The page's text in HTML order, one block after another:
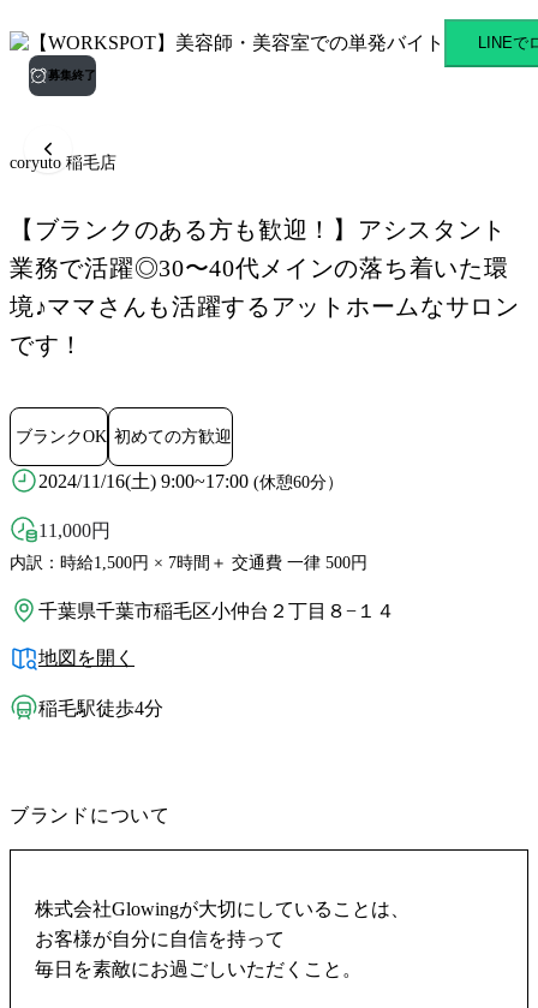
coryuto 稲毛店 稲毛駅のスキLINEで
募集終了
coryuto 稲毛店
【ブランクのある方も歓迎！】アシスタント
業務で活躍◎30〜40代メインの落ち着いた環
境♪ママさんも活躍するアットホームなサロン
です！
ブランクOK 初めての方歓迎
2024/11/16(土) 9:00~17:00 (休憩60分）
11,000円
内訳：時給1,500円 × 7時間＋ 交通費 一律 500円
千葉県千葉市稲毛区小仲台２丁目８−１４
地図を開く
稲毛駅徒歩4分
ブランドについて
株式会社Glowingが大切にしていることは、
お客様が自分に自信を持って
毎日を素敵にお過ごしいただくこと。